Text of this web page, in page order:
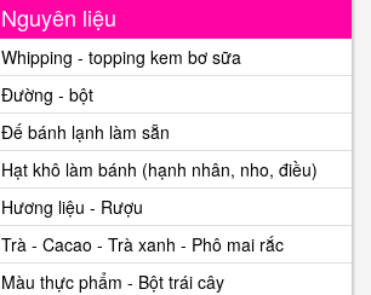
Nguyên liệu
Whipping - topping kem bơ sữa
Đường - bột
Đế bánh lạnh làm sẵn
Hạt khô làm bánh (hạnh nhân, nho, điều)
Hương liệu - Rượu
Trà - Cacao - Trà xanh - Phô mai rắc
Màu thực phẩm - Bột trái cây